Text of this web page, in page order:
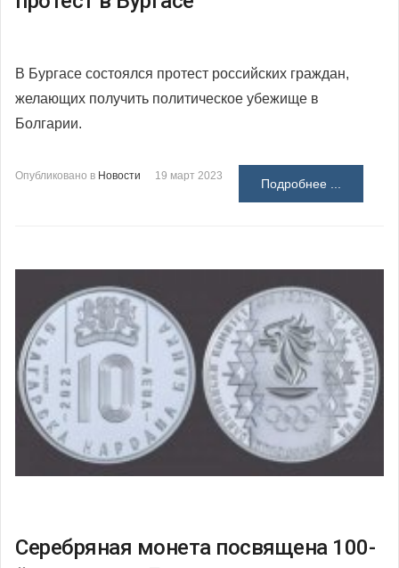
В Бургасе состоялся протест российских граждан,
желающих получить политическое убежище в
Болгарии.
Опубликовано в Новости 19 март 2023
Подробнее ...
Серебряная монета посвящена 100-